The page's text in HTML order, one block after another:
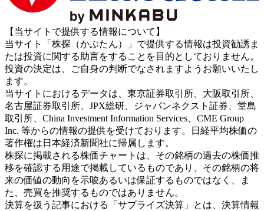
【当サイトで提供する情報について】
当サイト「株探（かぶたん）」で提供する情報は投資勧誘ま
たは投資に関する助言をすることを目的としておりません。
投資の決定は、ご自身の判断でなされますようお願いいたし
ます。
当サイトにおけるデータは、東京証券取引所、大阪取引所、
名古屋証券取引所、JPX総研、ジャパンネクスト証券、堂島
取引所、China Investment Information Services、CME Group
Inc. 等からの情報の提供を受けております。日経平均株価の
著作権は日本経済新聞社に帰属します。
株探に掲載される株価チャートは、その銘柄の過去の株価推
移を確認する用途で掲載しているものであり、その銘柄の将
来の価値の動向を示唆あるいは保証するものではなく、ま
た、売買を推奨するものではありません。
決算を扱う記事における「サプライズ決算」とは、決算情報